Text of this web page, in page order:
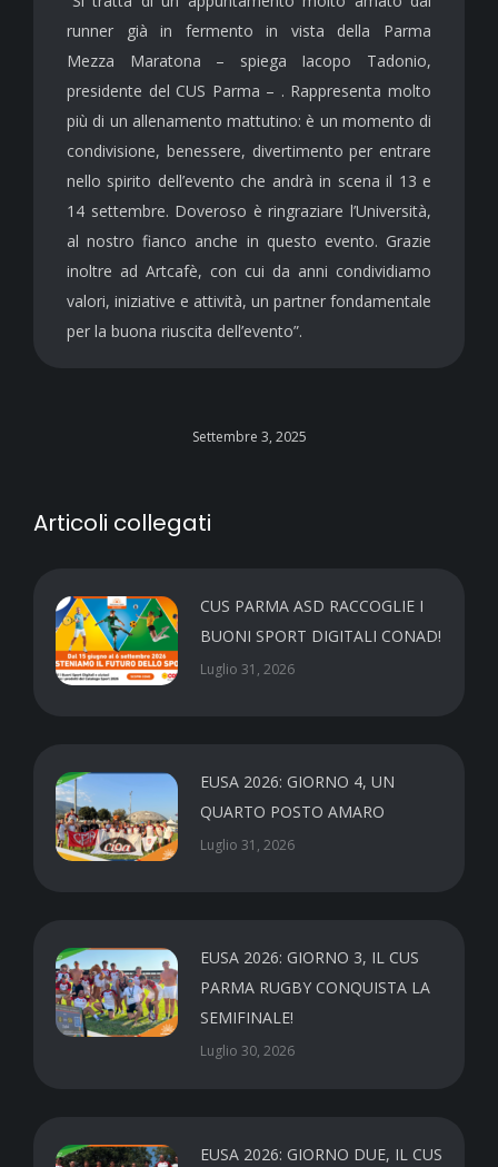
runner già in fermento in vista della Parma
Mezza Maratona – spiega Iacopo Tadonio,
presidente del CUS Parma – . Rappresenta molto
più di un allenamento mattutino: è un momento di
condivisione, benessere, divertimento per entrare
nello spirito dell’evento che andrà in scena il 13 e
14 settembre. Doveroso è ringraziare l’Università,
al nostro fianco anche in questo evento. Grazie
inoltre ad Artcafè, con cui da anni condividiamo
valori, iniziative e attività, un partner fondamentale
per la buona riuscita dell’evento”.
Settembre 3, 2025
Articoli collegati
CUS PARMA ASD RACCOGLIE I
BUONI SPORT DIGITALI CONAD!
Luglio 31, 2026
EUSA 2026: GIORNO 4, UN
QUARTO POSTO AMARO
Luglio 31, 2026
EUSA 2026: GIORNO 3, IL CUS
PARMA RUGBY CONQUISTA LA
SEMIFINALE!
Luglio 30, 2026
EUSA 2026: GIORNO DUE, IL CUS